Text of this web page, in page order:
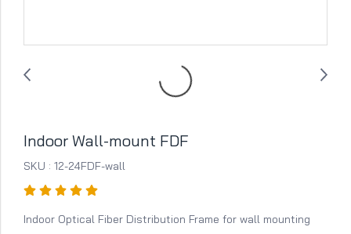
Indoor Wall-mount FDF
SKU : 12-24FDF-wall
Indoor Optical Fiber Distribution Frame for wall mounting